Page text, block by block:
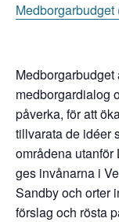
Medborgarbudget
Medborgarbudget
medborgardialog
påverka, för att
tillvarata de idéer
områdena utanför
ges invånarna i
Sandby och orter
förslag och rösta